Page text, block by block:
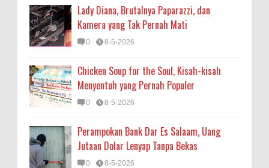
Lady Diana, Brutalnya Paparazzi, dan
Kamera yang Tak Pernah Mati
0 8-5-2026
Chicken Soup for the Soul, Kisah-kisah
Menyentuh yang Pernah Populer
0 8-5-2026
Perampokan Bank Dar Es Salaam, Uang
Jutaan Dolar Lenyap Tanpa Bekas
0 8-5-2026